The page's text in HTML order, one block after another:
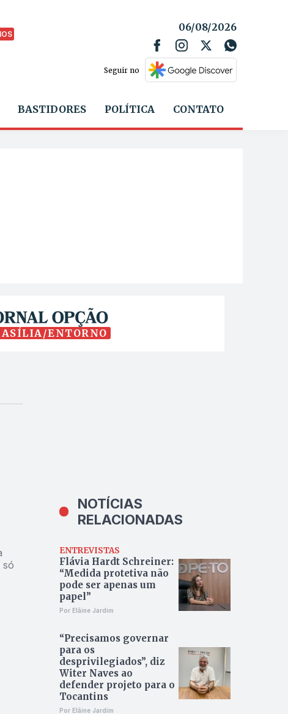
06/08/2026
Seguir no
BASTIDORES POLÍTICA CONTATO
ENTORNO
só
NOTÍCIAS
RELACIONADAS
ENTREVISTAS
Flávia Hardt Schreiner:
“Medida protetiva não
pode ser apenas um
papel”
Por Elâine Jardim
“Precisamos governar
para os
desprivilegiados”, diz
Witer Naves ao
defender projeto para o
Tocantins
Por Elâine Jardim